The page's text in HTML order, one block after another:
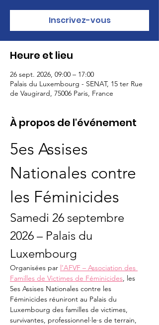
Inscrivez-vous
Heure et lieu
26 sept. 2026, 09:00 – 17:00
Palais du Luxembourg - SENAT, 15 ter Rue
de Vaugirard, 75006 Paris, France
À propos de l'événement
5es Assises
Nationales contre
les Féminicides
Samedi 26 septembre
2026 – Palais du
Luxembourg
Organisées par l’AFVF – Association des
Familles de Victimes de Féminicides, les
5es Assises Nationales contre les
Féminicides réuniront au Palais du
Luxembourg des familles de victimes,
survivantes, professionnel·le·s de terrain,